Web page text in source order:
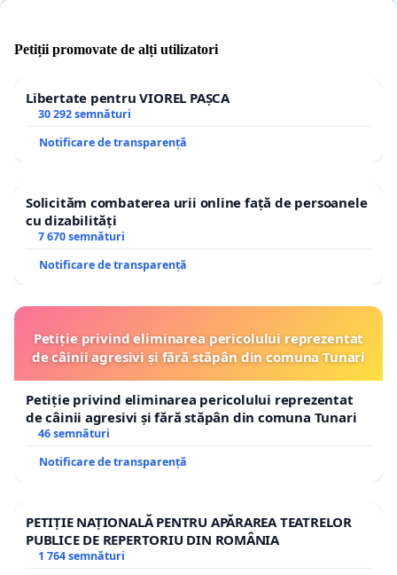
Petiții promovate de alți utilizatori
Libertate pentru VIOREL PAȘCA
30 292 semnături
Notificare de transparență
Solicităm combaterea urii online față de persoanele
cu dizabilități
7 670 semnături
Notificare de transparență
Petiție privind eliminarea pericolului reprezentat
de câinii agresivi și fără stăpân din comuna Tunari
Petiție privind eliminarea pericolului reprezentat
de câinii agresivi și fără stăpân din comuna Tunari
46 semnături
Notificare de transparență
PETIȚIE NAȚIONALĂ PENTRU APĂRAREA TEATRELOR
PUBLICE DE REPERTORIU DIN ROMÂNIA
1 764 semnături